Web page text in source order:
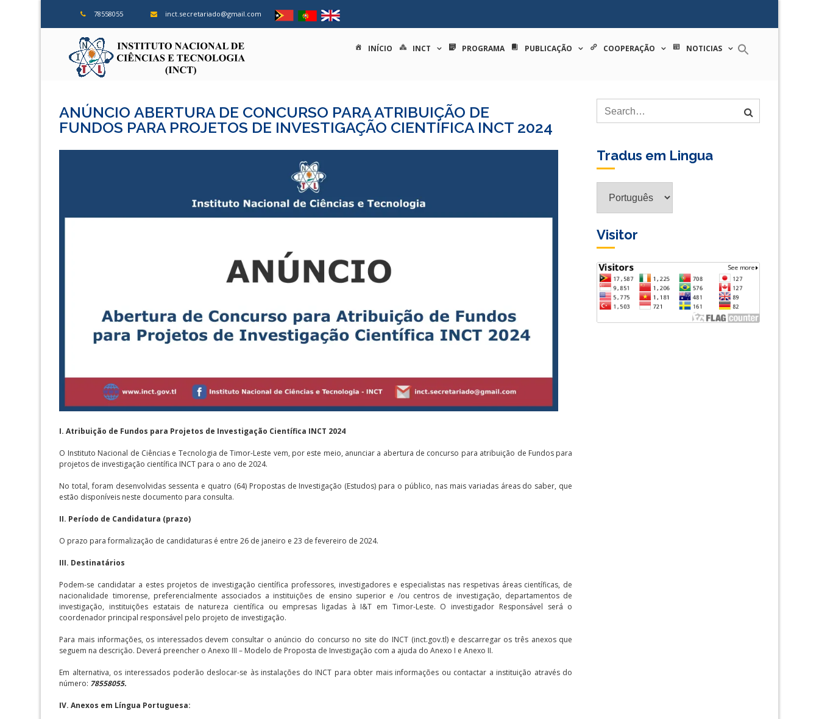
content
78558055 inct.secretariado@gmail.com
instituto nacional de ciências e tecnologia
INÍCIO INCT PROGRAMA PUBLICAÇÃO COOPERAÇÃO NOTICIAS
ANÚNCIO ABERTURA DE CONCURSO PARA ATRIBUIÇÃO DE
FUNDOS PARA PROJETOS DE INVESTIGAÇÃO CIENTÍFICA INCT 2024
I. Atribuição de Fundos para Projetos de Investigação Científica INCT 2024
O Instituto Nacional de Ciências e Tecnologia de Timor-Leste vem, por este meio, anunciar a abertura de concurso para atribuição de Fundos para
projetos de investigação científica INCT para o ano de 2024.
No total, foram desenvolvidas sessenta e quatro (64) Propostas de Investigação (Estudos) para o público, nas mais variadas áreas do saber, que
estão disponíveis neste documento para consulta.
II. Período de Candidatura (prazo)
O prazo para formalização de candidaturas é entre 26 de janeiro e 23 de fevereiro de 2024.
III. Destinatários
Podem-se candidatar a estes projetos de investigação científica professores, investigadores e especialistas nas respetivas áreas científicas, de
nacionalidade timorense, preferencialmente associados a instituições de ensino superior e /ou centros de investigação, departamentos de
investigação, instituições estatais de natureza científica ou empresas ligadas à I&T em Timor-Leste. O investigador Responsável será o
coordenador principal responsável pelo projeto de investigação.
Para mais informações, os interessados devem consultar o anúncio do concurso no site do INCT (inct.gov.tl) e descarregar os três anexos que
seguem na descrição. Deverá preencher o Anexo III – Modelo de Proposta de Investigação com a ajuda do Anexo I e Anexo II.
Em alternativa, os interessados poderão deslocar-se às instalações do INCT para obter mais informações ou contactar a instituição através do
número: 78558055.
IV. Anexos em Língua Portuguesa:
Tradus em Lingua
Visitor